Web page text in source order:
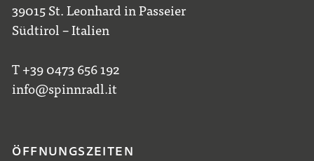
39015 St. Leonhard in Passeier
Südtirol – Italien
T +39 0473 656 192
info@spinnradl.it
ÖFFNUNGSZEITEN